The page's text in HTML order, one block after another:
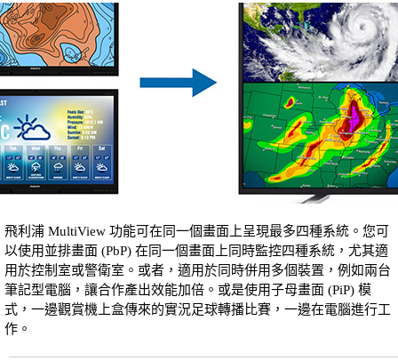
飛利浦 MultiView 功能可在同一個畫面上呈現最多四種系統。您可
以使用並排畫面 (PbP) 在同一個畫面上同時監控四種系統，尤其適
用於控制室或警衛室。或者，適用於同時併用多個裝置，例如兩台
筆記型電腦，讓合作產出效能加倍。或是使用子母畫面 (PiP) 模
式，一邊觀賞機上盒傳來的實況足球轉播比賽，一邊在電腦進行工
作。